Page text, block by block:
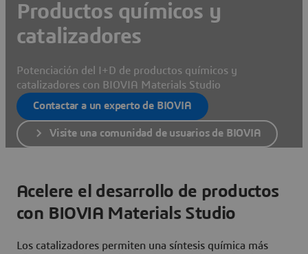
Productos químicos y
catalizadores
Potenciación del I+D de productos químicos y
catalizadores con BIOVIA Materials Studio
Contactar a un experto de BIOVIA
Visite una comunidad de usuarios de BIOVIA
Acelere el desarrollo de productos
con BIOVIA Materials Studio
Los catalizadores permiten una síntesis química más